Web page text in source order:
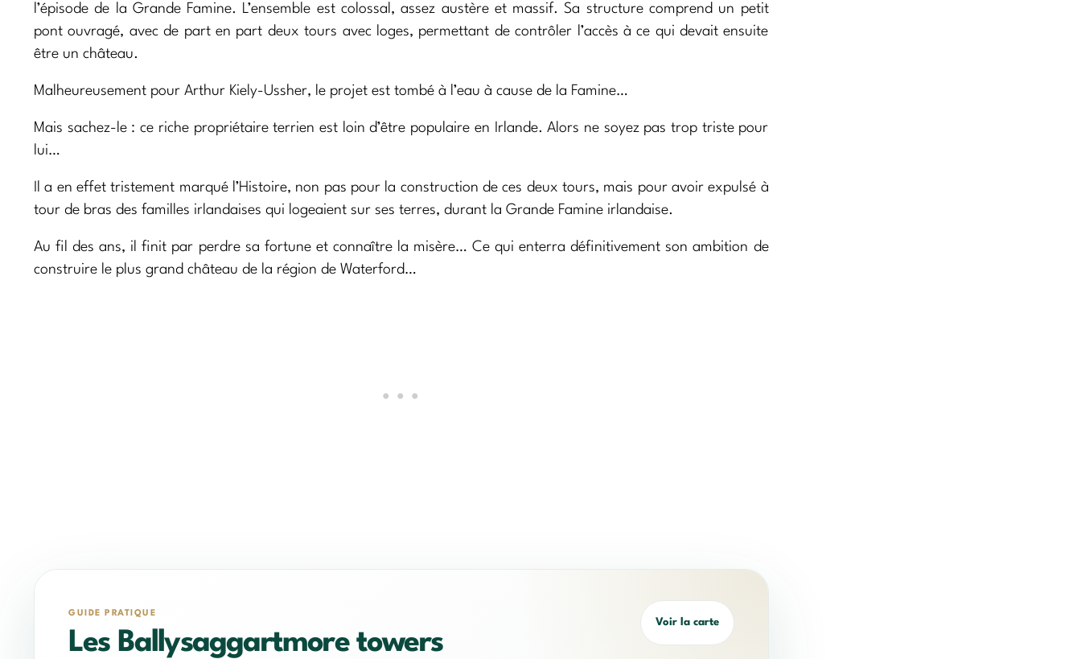
l’épisode de la Grande Famine. L’ensemble est colossal, assez austère et massif. Sa structure comprend un petit
pont ouvragé, avec de part en part deux tours avec loges, permettant de contrôler l’accès à ce qui devait ensuite
être un château.
Malheureusement pour Arthur Kiely-Ussher, le projet est tombé à l’eau à cause de la Famine…
Mais sachez-le : ce riche propriétaire terrien est loin d’être populaire en Irlande. Alors ne soyez pas trop triste pour
lui…
Il a en effet tristement marqué l’Histoire, non pas pour la construction de ces deux tours, mais pour avoir expulsé à
tour de bras des familles irlandaises qui logeaient sur ses terres, durant la Grande Famine irlandaise.
Au fil des ans, il finit par perdre sa fortune et connaître la misère… Ce qui enterra définitivement son ambition de
construire le plus grand château de la région de Waterford…
GUIDE PRATIQUE
Les Ballysaggartmore towers
Voir la carte